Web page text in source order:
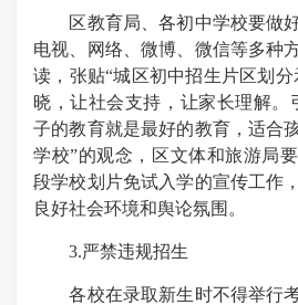
区教育局、各初中学校要做好
电视、网络、微博、微信等多种
读，张贴“城区初中招生片区划
晓，让社会支持，让家长理解。
子的教育就是最好的教育，适合
学校”的观念，区文体和旅游局
段学校划片免试入学的宣传工作
良好社会环境和舆论氛围。
3.严禁违规招生
各校在录取新生时不得举行考